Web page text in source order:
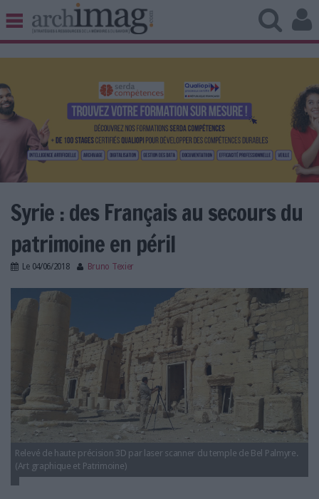
BIBLIOTHÈQUE ÉDITION
UNIVERS DATA
TRAVAIL COLLABORATIF
VIE NUMÉRIQUE
NUMÉRIQUE RESPONSABLE
LES DOSSIERS
LE MAGAZINE
LES BASES DE DONNÉES
L'ESPACE EMPLOI
L'AGENDA
L'ANNUAIRE DES ACTEURS
LES LIVRES BLANCS
LES SUPPLÉMENTS
NOS OFFRES D'ABONNEMENTS
Syrie : des Français au secours du
patrimoine en péril
Le 04/06/2018 Bruno Texier
syrie_trois.jpg
Relevé de haute précision 3D par laser scanner du temple de Bel Palmyre.
(Art graphique et Patrimoine)